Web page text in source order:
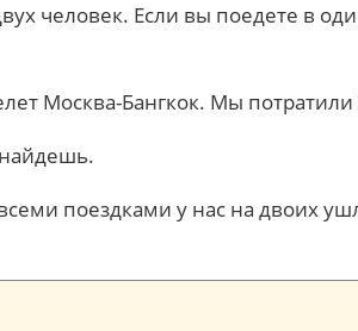
человек. Если вы поедете в
Москва-Бангкок. Мы
поездками у нас на двоих